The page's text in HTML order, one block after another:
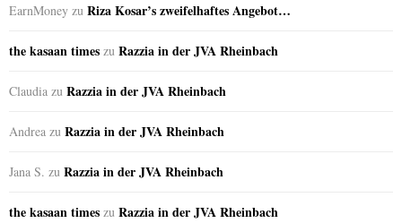
EarnMoney zu Riza Kosar’s zweifelhaftes Angebot…
the kasaan times zu Razzia in der JVA Rheinbach
Claudia zu Razzia in der JVA Rheinbach
Andrea zu Razzia in der JVA Rheinbach
Jana S. zu Razzia in der JVA Rheinbach
the kasaan times zu Razzia in der JVA Rheinbach